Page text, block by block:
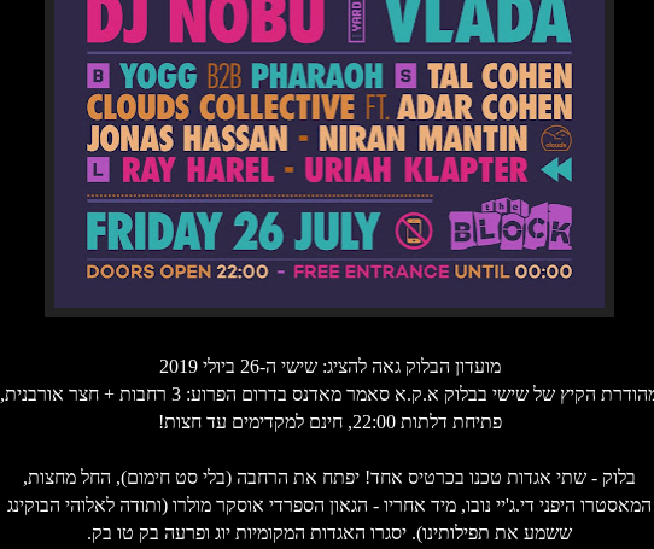
מועדון הבלוק גאה להציג: שישי ה-26 ביולי 2019
מהודרת הקיץ של שישי בבלוק א.ק.א סאמר מאדנס בדרום הפרוע: 3 רחבות + חצר אורבנית,
פתיחת דלתות 22:00, חינם למקדימים עד חצות!
בלוק - שתי אגדות טכנו בכרטיס אחד! יפתח את הרחבה (בלי סט חימום), החל מחצות,
המאסטרו היפני די.ג'יי נובו, מיד אחריו - הגאון הספרדי אוסקר מולרו (ותודה לאלוהי הבוקינג
ששמע את תפילותינו). יסגרו האגדות המקומיות יוג ופרעה בק טו בק.